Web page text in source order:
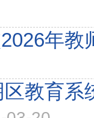
年教
教育系